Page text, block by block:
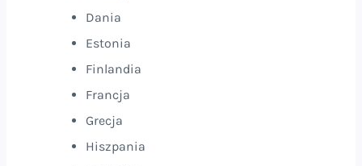
Dania
Estonia
Finlandia
Francja
Grecja
Hiszpania